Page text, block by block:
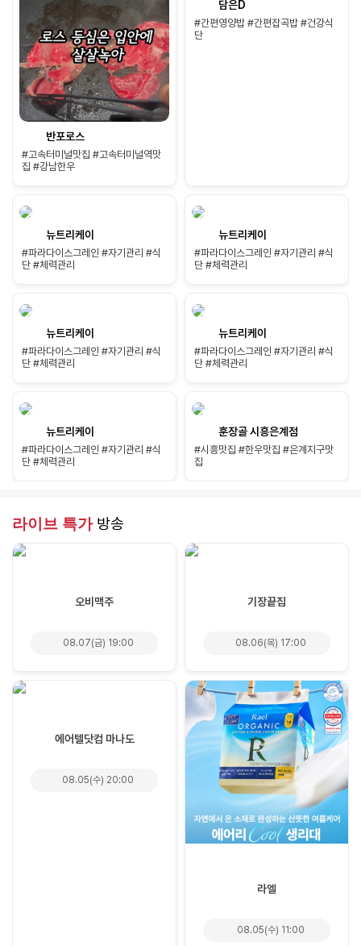
반포로스
#고속터미널맛집 #고속터미널역맛
집 #강남한우
담은D
#간편영양밥 #간편잡곡밥 #건강식
단
뉴트리케이
#파라다이스그레인 #자기관리 #식
단 #체력관리
뉴트리케이
#파라다이스그레인 #자기관리 #식
단 #체력관리
뉴트리케이
#파라다이스그레인 #자기관리 #식
단 #체력관리
뉴트리케이
#파라다이스그레인 #자기관리 #식
단 #체력관리
뉴트리케이
#파라다이스그레인 #자기관리 #식
단 #체력관리
훈장골 시흥은계점
#시흥맛집 #한우맛집 #은계지구맛
집
라이브 특가 방송
오비맥주
08.07(금) 19:00
기장끝집
08.06(목) 17:00
에어텔닷컴 마나도
08.05(수) 20:00
라엘
08.05(수) 11:00